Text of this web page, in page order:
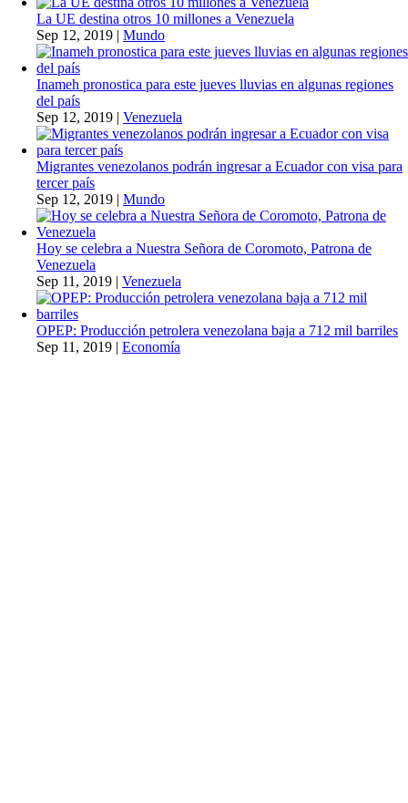
La UE destina otros 10 millones a Venezuela
Sep 12, 2019 | Mundo
Inameh pronostica para este jueves lluvias en algunas regiones
del país
Sep 12, 2019 | Venezuela
Migrantes venezolanos podrán ingresar a Ecuador con visa para
tercer país
Sep 12, 2019 | Mundo
Hoy se celebra a Nuestra Señora de Coromoto, Patrona de
Venezuela
Sep 11, 2019 | Venezuela
OPEP: Producción petrolera venezolana baja a 712 mil barriles
Sep 11, 2019 | Economía